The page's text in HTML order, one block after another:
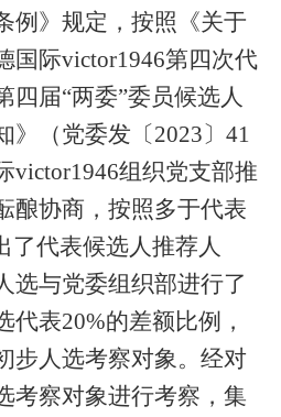
例》规定，按照《关于
国际victor1946第四次代
四届“两委”委员候选人
》（党委发〔2023〕 41
victor1946组织党支部推
酿协商，按照多于代表
了代表候选人推荐人
选与党委组织部进行了
代表20%的差额比例，
步人选考察对象。经对
考察对象进行考察，集